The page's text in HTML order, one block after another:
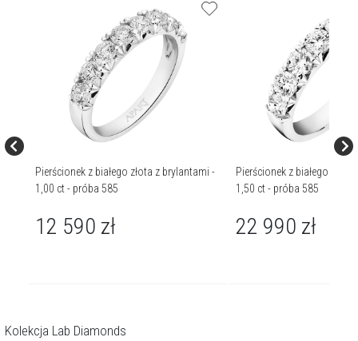
Pierścionek z białego złota z brylantami -
1,00 ct - próba 585
12 590 zł
Pierścionek z białego
1,50 ct - próba 585
22 990 zł
Kolekcja Lab Diamonds